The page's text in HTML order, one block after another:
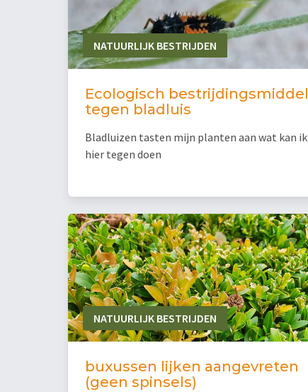
NATUURLIJK BESTRIJDEN
Ecologisch bestrijdingsmiddel
tegen bladluis
Bladluizen tasten mijn planten aan wat kan ik
hier tegen doen
NATUURLIJK BESTRIJDEN
buxussen lijken aangevreten
(geen spinsels)